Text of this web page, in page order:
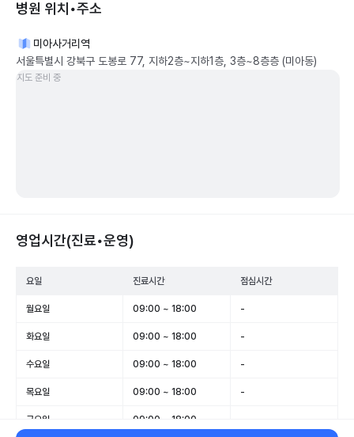
병원 위치•주소
미아사거리역
서울특별시 강북구 도봉로 77, 지하2층~지하1층, 3층~8층층 (미아동)
지도 준비 중
영업시간(진료•운영)
요일 진료시간 점심시간
월요일 09:00 ~ 18:00 -
화요일 09:00 ~ 18:00 -
수요일 09:00 ~ 18:00 -
목요일 09:00 ~ 18:00 -
금요일 09:00 ~ 18:00